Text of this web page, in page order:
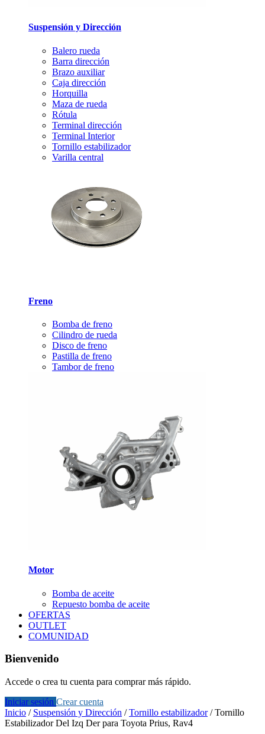
Suspensión y Dirección
Balero rueda
Barra dirección
Brazo auxiliar
Caja dirección
Horquilla
Maza de rueda
Rótula
Terminal dirección
Terminal Interior
Tornillo estabilizador
Varilla central
Freno
Bomba de freno
Cilindro de rueda
Disco de freno
Pastilla de freno
Tambor de freno
Motor
Bomba de aceite
Repuesto bomba de aceite
OFERTAS
OUTLET
COMUNIDAD
Bienvenido
Accede o crea tu cuenta para comprar más rápido.
Iniciar sesión Crear cuenta
Inicio / Suspensión y Dirección /Tornillo estabilizador/Tornillo
Estabilizador Del Izq Der para Toyota Prius, Rav4